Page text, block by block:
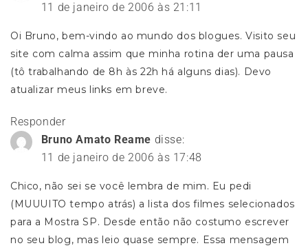
11 de janeiro de 2006 às 21:11
Oi Bruno, bem-vindo ao mundo dos blogues. Visito seu
site com calma assim que minha rotina der uma pausa
(tô trabalhando de 8h às 22h há alguns dias). Devo
atualizar meus links em breve.
Responder
Bruno Amato Reame disse:
11 de janeiro de 2006 às 17:48
Chico, não sei se você lembra de mim. Eu pedi
(MUUUITO tempo atrás) a lista dos filmes selecionados
para a Mostra SP. Desde então não costumo escrever
no seu blog, mas leio quase sempre. Essa mensagem